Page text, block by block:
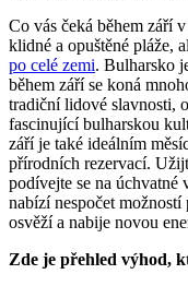
Co vás čeká během září
klidné a opuštěné pláže,
po celé zemi. Bulharsko
během září se koná
tradiční lidové slavnosti,
fascinující bulharskou
září je také ideálním
přírodních rezervací.
podívejte se na
nabízí nespočet
osvěží a nabije novou
Zde je přehled výhod,